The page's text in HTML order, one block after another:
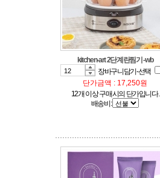
kitchen-art 2단계란찜기 -wb
장바구니담기-선택
단가금액 : 17,250원
12개 이상 구매시의 단가입니다.
배송비: